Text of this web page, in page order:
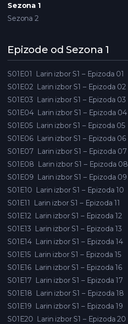
Sezona 1
Sezona 2
Epizode od Sezona 1
S01E01
Larin izbor S1 – Epizoda 01
S01E02 Larin izbor S1 – Epizoda 02
S01E03 Larin izbor S1 – Epizoda 03
S01E04 Larin izbor S1 – Epizoda 04
S01E05 Larin izbor S1 – Epizoda 05
S01E06 Larin izbor S1 – Epizoda 06
S01E07 Larin izbor S1 – Epizoda 07
S01E08 Larin izbor S1 – Epizoda 08
S01E09 Larin izbor S1 – Epizoda 09
S01E10 Larin izbor S1 – Epizoda 10
S01E11
Larin izbor S1 – Epizoda 11
S01E12 Larin izbor S1 – Epizoda 12
S01E13 Larin izbor S1 – Epizoda 13
S01E14 Larin izbor S1 – Epizoda 14
S01E15 Larin izbor S1 – Epizoda 15
S01E16 Larin izbor S1 – Epizoda 16
S01E17 Larin izbor S1 – Epizoda 17
S01E18 Larin izbor S1 – Epizoda 18
S01E19 Larin izbor S1 – Epizoda 19
S01E20 Larin izbor S1 – Epizoda 20